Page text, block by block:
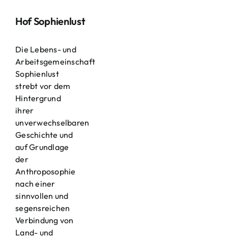
Hof Sophienlust
Die Lebens- und
Arbeitsgemeinschaft
Sophienlust
strebt vor dem
Hintergrund
ihrer
unverwechselbaren
Geschichte und
auf Grundlage
der
Anthroposophie
nach einer
sinnvollen und
segensreichen
Verbindung von
Land- und